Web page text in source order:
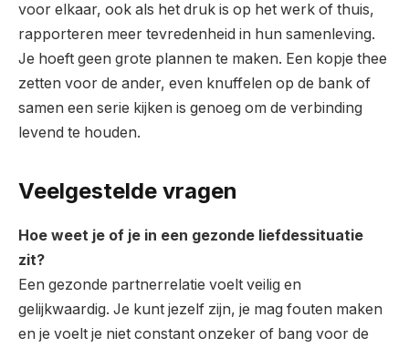
voor elkaar, ook als het druk is op het werk of thuis,
rapporteren meer tevredenheid in hun samenleving.
Je hoeft geen grote plannen te maken. Een kopje thee
zetten voor de ander, even knuffelen op de bank of
samen een serie kijken is genoeg om de verbinding
levend te houden.
Veelgestelde vragen
Hoe weet je of je in een gezonde liefdessituatie
zit?
Een gezonde partnerrelatie voelt veilig en
gelijkwaardig. Je kunt jezelf zijn, je mag fouten maken
en je voelt je niet constant onzeker of bang voor de